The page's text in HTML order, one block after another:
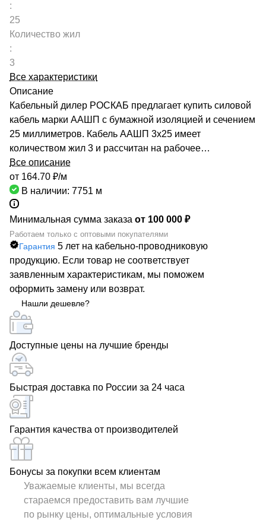
:
25
Количество жил
:
3
Все характеристики
Описание
Кабельный дилер РОСКАБ предлагает купить силовой
кабель марки ААШП с бумажной изоляцией и сечением
25 миллиметров. Кабель ААШП 3х25 имеет
количеством жил 3 и рассчитан на рабочее
напряжение до 6 киловольт. Качество продукции
подтверждено сертификатами производителей и
Госстандарта. Мы гарантируем низкие цены за счет
сотрудничества с такими предприятиями, как ОАО
«СЕВКАБЕЛЬ», ОАО «КАМКАБЕЛЬ», ОАО «ЭКЗ».
Каталог компании насчитывает более 70000
маркоразмеров кабельно-проводниковой продукции.
Быстрая доставка кабеля ААШП 3х25 обеспечивается
большой сетью собственных складов по всей России.
РОСКАБ – ваш надежный партнер!
Все описание
от 164.70 ₽/м
В наличии: 7751 м
Минимальная сумма заказа от 100 000 ₽
Работаем только с оптовыми покупателями
Гарантия 5 лет на кабельно-проводниковую
продукцию. Если товар не соответствует
заявленным характеристикам, мы поможем
оформить замену или возврат.
Нашли дешевле?
Доступные цены на лучшие бренды
Быстрая доставка по России за 24 часа
Гарантия качества от производителей
Бонусы за покупки всем клиентам
Уважаемые клиенты, мы всегда
стараемся предоставить вам лучшие
по рынку цены, оптимальные условия